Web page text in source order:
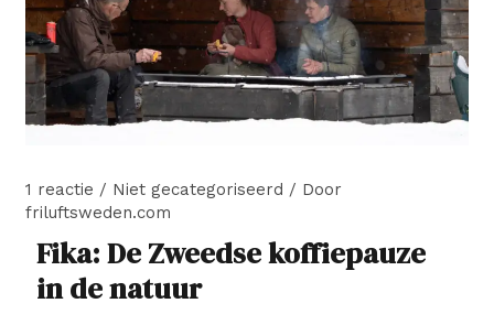
1 reactie / Niet gecategoriseerd / Door
friluftsweden.com
Fika: De Zweedse koffiepauze
in de natuur